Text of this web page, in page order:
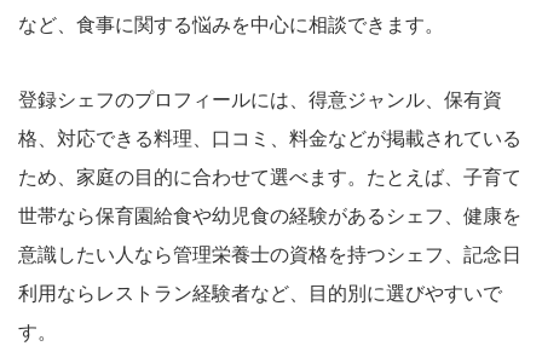
など、食事に関する悩みを中心に相談できます。
登録シェフのプロフィールには、得意ジャンル、保有資
格、対応できる料理、口コミ、料金などが掲載されている
ため、家庭の目的に合わせて選べます。たとえば、子育て
世帯なら保育園給食や幼児食の経験があるシェフ、健康を
意識したい人なら管理栄養士の資格を持つシェフ、記念日
利用ならレストラン経験者など、目的別に選びやすいで
す。